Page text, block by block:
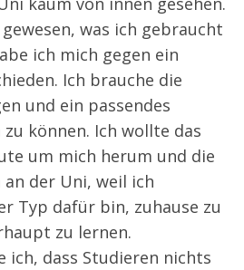
was ich gebraucht
ich mich gegen ein
Ich brauche die
und ein passendes
können. Ich wollte das
um mich herum und die
der Uni, weil ich
Typ dafür bin, zuhause zu
zu lernen.
ich, dass Studieren nichts